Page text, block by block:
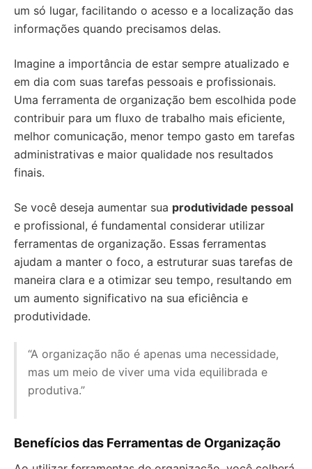
um só lugar, facilitando o acesso e a localização das
informações quando precisamos delas.
Imagine a importância de estar sempre atualizado e
em dia com suas tarefas pessoais e profissionais.
Uma ferramenta de organização bem escolhida pode
contribuir para um fluxo de trabalho mais eficiente,
melhor comunicação, menor tempo gasto em tarefas
administrativas e maior qualidade nos resultados
finais.
Se você deseja aumentar sua produtividade pessoal
e profissional, é fundamental considerar utilizar
ferramentas de organização. Essas ferramentas
ajudam a manter o foco, a estruturar suas tarefas de
maneira clara e a otimizar seu tempo, resultando em
um aumento significativo na sua eficiência e
produtividade.
“A organização não é apenas uma necessidade,
mas um meio de viver uma vida equilibrada e
produtiva.”
Benefícios das Ferramentas de Organização